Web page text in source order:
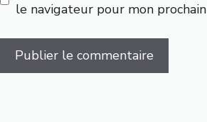
le navigateur pour mon